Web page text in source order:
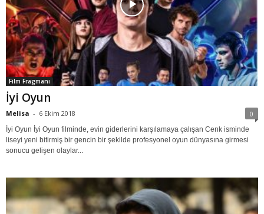
Film Fragmanı
İyi Oyun
Melisa - 6 Ekim 2018 0
İyi Oyun İyi Oyun filminde, evin giderlerini karşılamaya çalışan Cenk isminde
liseyi yeni bitirmiş bir gencin bir şekilde profesyonel oyun dünyasına girmesi
sonucu gelişen olaylar...